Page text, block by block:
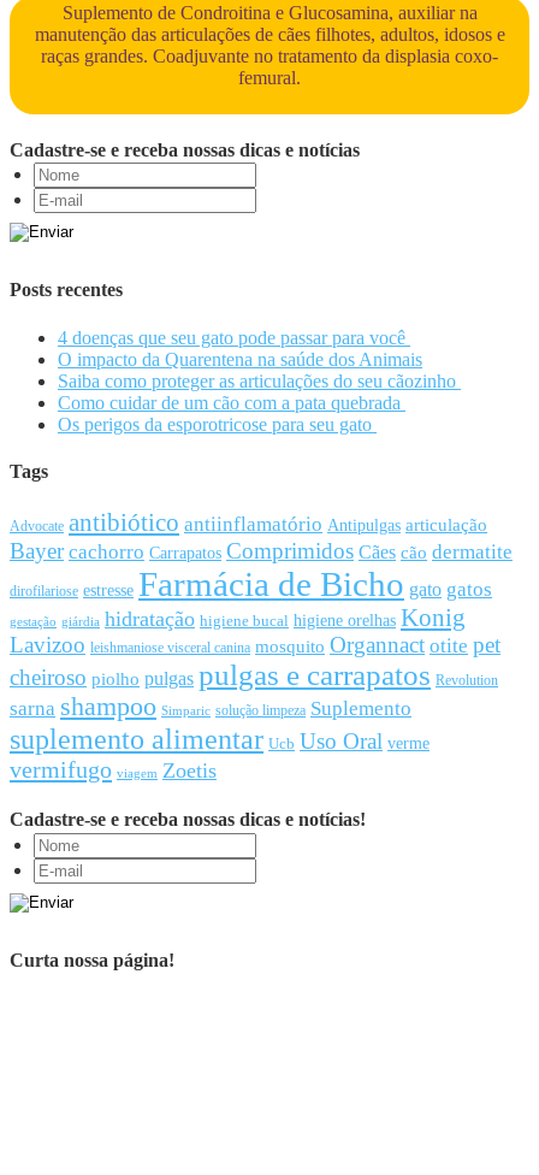
Suplemento de Condroitina e Glucosamina, auxiliar na
manutenção das articulações de cães filhotes, adultos, idosos e
raças grandes. Coadjuvante no tratamento da displasia coxo-
femural.
Cadastre-se e receba nossas dicas e notícias
Posts recentes
4 doenças que seu gato pode passar para você
O impacto da Quarentena na saúde dos Animais
Saiba como proteger as articulações do seu cãozinho
Como cuidar de um cão com a pata quebrada
Os perigos da esporotricose para seu gato
Tags
Advocate antibiótico antiinflamatório Antipulgas articulação
Bayer cachorro Carrapatos Comprimidos Cães cão dermatite
dirofilariose estresse Farmácia de Bicho gato gatos
gestação giárdia hidratação higiene bucal higiene orelhas Konig
Lavizoo leishmaniose visceral canina mosquito Organnact otite pet
cheiroso piolho pulgas pulgas e carrapatos Revolution
sarna shampoo Simparic solução limpeza Suplemento
suplemento alimentar Ucb Uso Oral verme
vermifugo viagem Zoetis
Cadastre-se e receba nossas dicas e notícias!
Curta nossa página!